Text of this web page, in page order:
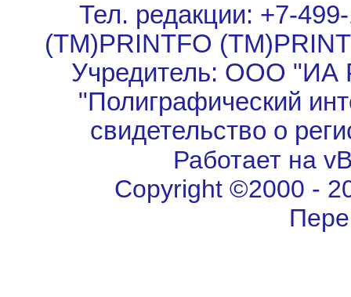
Тел. редакции: +7-
(TM)PRINTFO
Учредитель: ООО "ИА
"Полиграфический
свидетельство о
Работает на
Copyright ©2000 -